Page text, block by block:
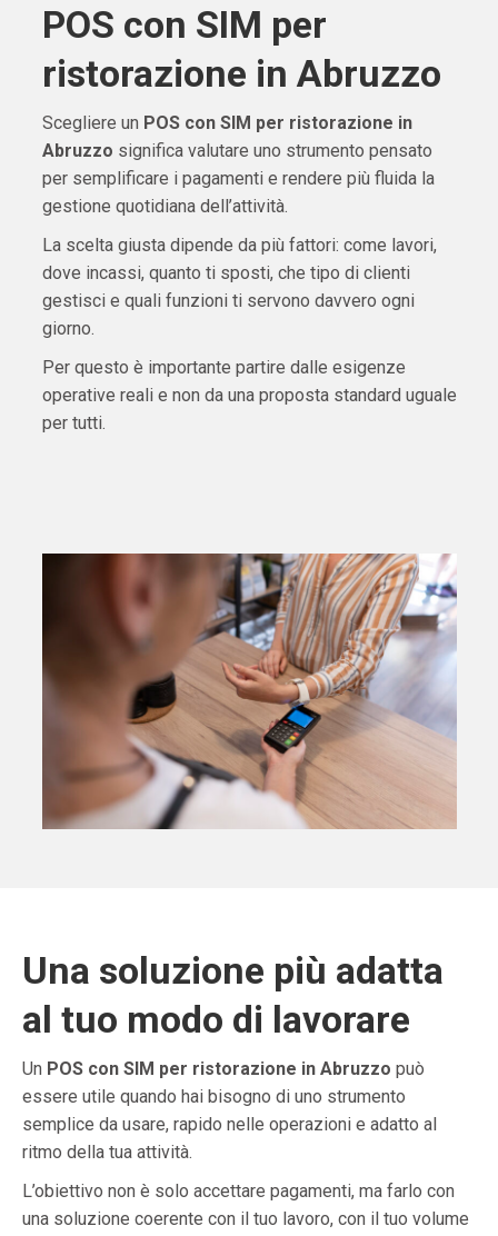
POS con SIM per
ristorazione in Abruzzo
Scegliere un POS con SIM per ristorazione in
Abruzzo significa valutare uno strumento pensato
per semplificare i pagamenti e rendere più fluida la
gestione quotidiana dell’attività.
La scelta giusta dipende da più fattori: come lavori,
dove incassi, quanto ti sposti, che tipo di clienti
gestisci e quali funzioni ti servono davvero ogni
giorno.
Per questo è importante partire dalle esigenze
operative reali e non da una proposta standard uguale
per tutti.
Una soluzione più adatta
al tuo modo di lavorare
Un POS con SIM per ristorazione in Abruzzo può
essere utile quando hai bisogno di uno strumento
semplice da usare, rapido nelle operazioni e adatto al
ritmo della tua attività.
L’obiettivo non è solo accettare pagamenti, ma farlo con
una soluzione coerente con il tuo lavoro, con il tuo volume